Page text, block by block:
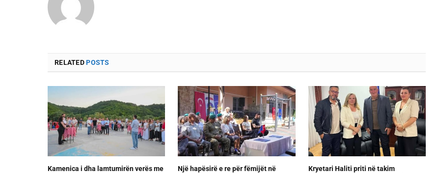
RELATEDPOSTS
Kamenica i dha lamtumirën verës me
Një hapësirë e re për fëmijët në
Kryetari Haliti priti në takim